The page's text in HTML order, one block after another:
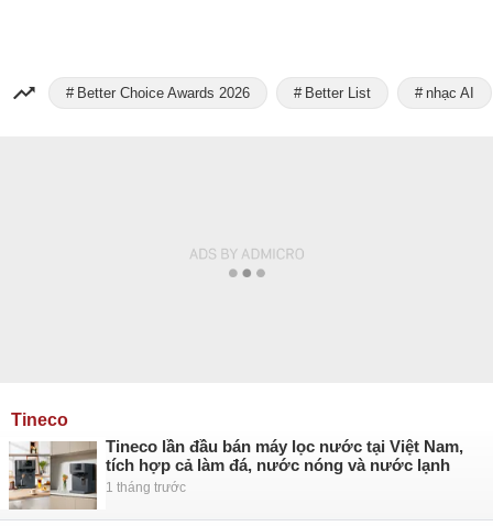
Better Choice Awards 2026 Better List nhạc AI
Tineco
Tineco lần đầu bán máy lọc nước tại Việt Nam,
tích hợp cả làm đá, nước nóng và nước lạnh
1 tháng trước